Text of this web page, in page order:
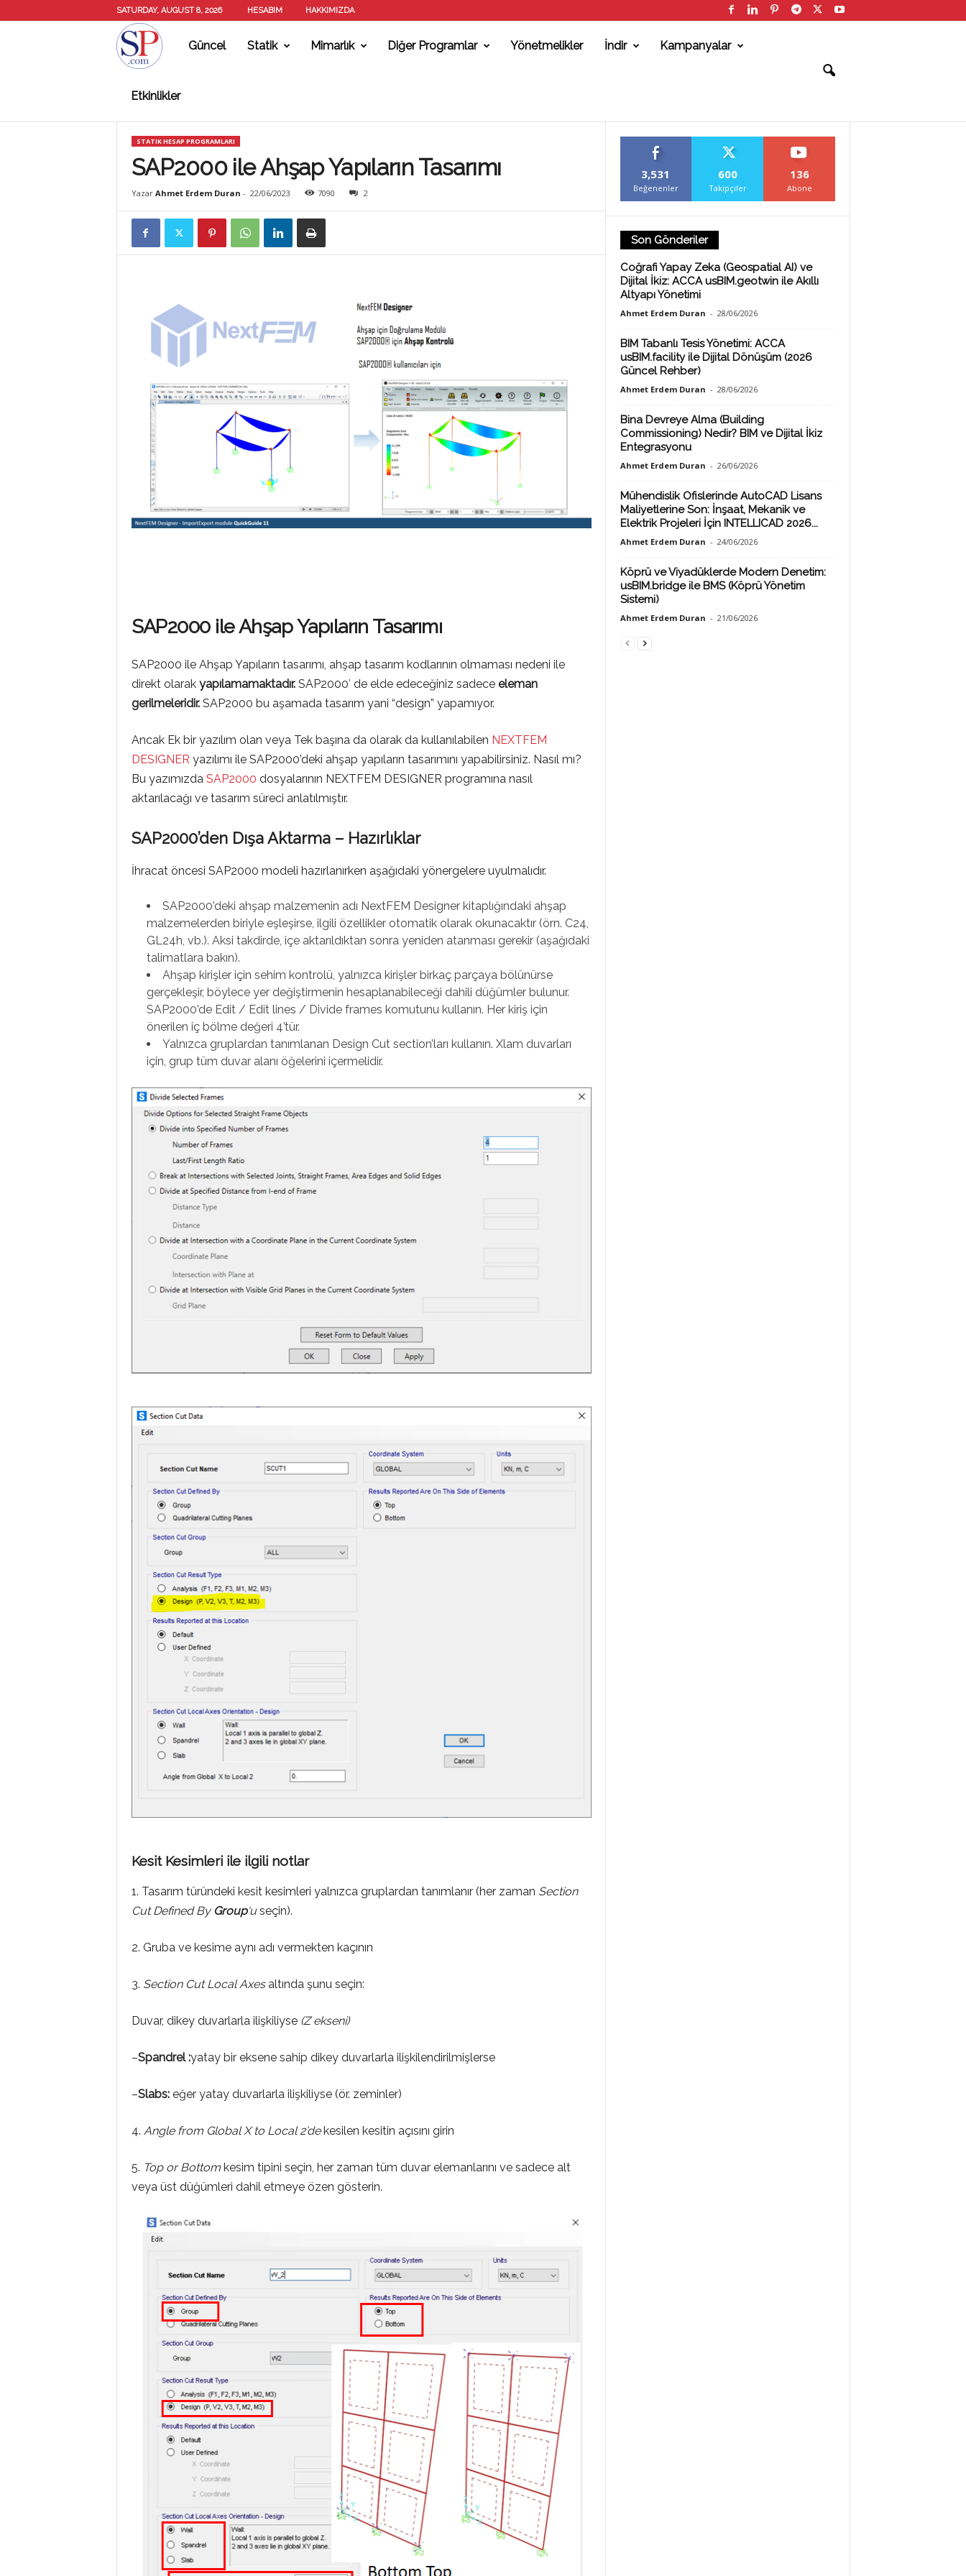
SATURDAY, AUGUST 8, 2026 HESABIM HAKKIMIZDA
T
A
T
İ
R
L
R
Güncel Statik Mimarlık Diğer Programlar Yönetmelikler İndir Kampanyalar
Etkinlikler
STATIK HESAP PROGRAMLARI
SAP2000 ile Ahşap Yapıların Tasarımı
Yazar Ahmet Erdem Duran - 22/06/2023 7090 2
SAP2000 ile Ahşap Yapıların Tasarımı
SAP2000 ile Ahşap Yapıların tasarımı, ahşap tasarım kodlarının olmaması nedeni ile
direkt olarak yapılamamaktadır. SAP2000′ de elde edeceğiniz sadece eleman
gerilmeleridir.SAP2000 bu aşamada tasarım yani “design” yapamıyor.
Ancak Ek bir yazılım olan veya Tek başına da olarak da kullanılabilen NEXTFEM
DESIGNER yazılımı ile SAP2000’deki ahşap yapıların tasarımını yapabilirsiniz. Nasıl mı?
Bu yazımızda SAP2000 dosyalarının NEXTFEM DESIGNER programına nasıl
aktarılacağı ve tasarım süreci anlatılmıştır.
SAP2000’den Dışa Aktarma – Hazırlıklar
İhracat öncesi SAP2000 modeli hazırlanırken aşağıdaki yönergelere uyulmalıdır.
SAP2000’deki ahşap malzemenin adı NextFEM Designer kitaplığındaki ahşap
malzemelerden biriyle eşleşirse, ilgili özellikler otomatik olarak okunacaktır (örn. C24,
GL24h, vb.). Aksi takdirde, içe aktarıldıktan sonra yeniden atanması gerekir (aşağıdaki
talimatlara bakın).
Ahşap kirişler için sehim kontrolü, yalnızca kirişler birkaç parçaya bölünürse
gerçekleşir, böylece yer değiştirmenin hesaplanabileceği dahili düğümler bulunur.
SAP2000’de Edit / Edit lines / Divide frames komutunu kullanın. Her kiriş için
önerilen iç bölme değeri 4’tür.
Yalnızca gruplardan tanımlanan Design Cut section’ları kullanın. Xlam duvarları
için, grup tüm duvar alanı öğelerini içermelidir.
Kesit Kesimleri ile ilgili notlar
1. Tasarım türündeki kesit kesimleri yalnızca gruplardan tanımlanır (her zaman Section
Cut Defined By Group‘useçin).
2. Gruba ve kesime aynı adı vermekten kaçının
3. Section Cut Local Axes altında şunu seçin:
Duvar, dikey duvarlarla ilişkiliyse (Z ekseni)
–Spandrel:yatay bir eksene sahip dikey duvarlarla ilişkilendirilmişlerse
–Slabs: eğer yatay duvarlarla ilişkiliyse (ör. zeminler)
4. Angle from Global X to Local2’de kesilen kesitin açısını girin
5. Top or Bottom kesim tipini seçin, her zaman tüm duvar elemanlarını ve sadece alt
veya üst düğümleri dahil etmeye özen gösterin.
3,531
Beğenenler
600
Takipçiler
136
Abone
Son Gönderiler
Coğrafi Yapay Zeka (Geospatial AI) ve
Dijital İkiz: ACCA usBIM.geotwin ile Akıllı
Altyapı Yönetimi
Ahmet Erdem Duran - 28/06/2026
BIM Tabanlı Tesis Yönetimi: ACCA
usBIM.facility ile Dijital Dönüşüm (2026
Güncel Rehber)
Ahmet Erdem Duran - 28/06/2026
Bina Devreye Alma (Building
Commissioning) Nedir? BIM ve Dijital İkiz
Entegrasyonu
Ahmet Erdem Duran - 26/06/2026
Mühendislik Ofislerinde AutoCAD Lisans
Maliyetlerine Son: İnşaat, Mekanik ve
Elektrik Projeleri İçin INTELLICAD 2026...
Ahmet Erdem Duran - 24/06/2026
Köprü ve Viyadüklerde Modern Denetim:
usBIM.bridge ile BMS (Köprü Yönetim
Sistemi)
Ahmet Erdem Duran - 21/06/2026